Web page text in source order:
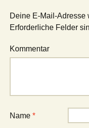
Deine E-Mail-Adresse
Erforderliche Felder
Kommentar
Name *